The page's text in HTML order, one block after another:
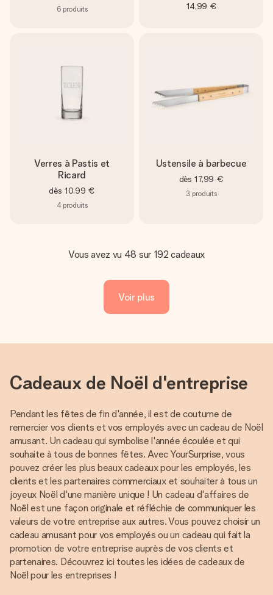
6 produits 14,99 €
Verres à Pastis et
Ricard
dès 10,99 €
4 produits
Ustensile à barbecue
dès 17,99 €
3 produits
Vous avez vu 48 sur 192 cadeaux
Voir plus
Cadeaux de Noël d'entreprise
Pendant les fêtes de fin d'année, il est de coutume de
remercier vos clients et vos employés avec un cadeau de Noël
amusant. Un cadeau qui symbolise l'année écoulée et qui
souhaite à tous de bonnes fêtes. Avec YourSurprise, vous
pouvez créer les plus beaux cadeaux pour les employés, les
clients et les partenaires commerciaux et souhaiter à tous un
joyeux Noël d'une manière unique ! Un cadeau d'affaires de
Noël est une façon originale et réfléchie de communiquer les
valeurs de votre entreprise aux autres. Vous pouvez choisir un
cadeau amusant pour vos employés ou un cadeau qui fait la
promotion de votre entreprise auprès de vos clients et
partenaires. Découvrez ici toutes les idées de cadeaux de
Noël pour les entreprises !